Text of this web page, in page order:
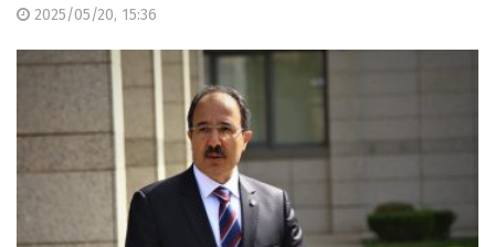
2025/05/20, 15:36